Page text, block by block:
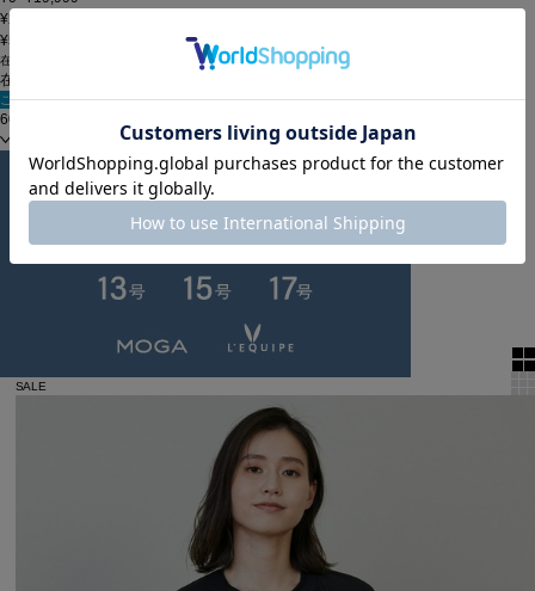
¥20,000~¥49,999
¥50,000~
在庫
在庫なしを含む
この条件で検索
60件
新着順
単色表示
SALE